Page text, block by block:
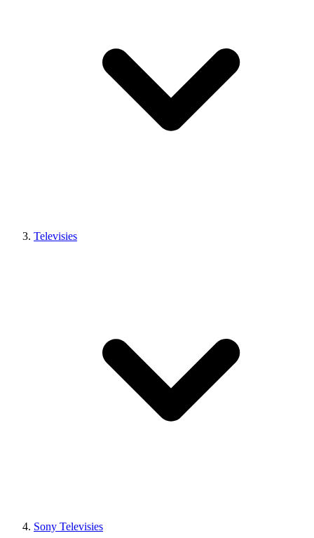
Televisies
Sony Televisies